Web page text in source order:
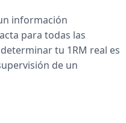
información
para todas las
tu 1RM real es
de un